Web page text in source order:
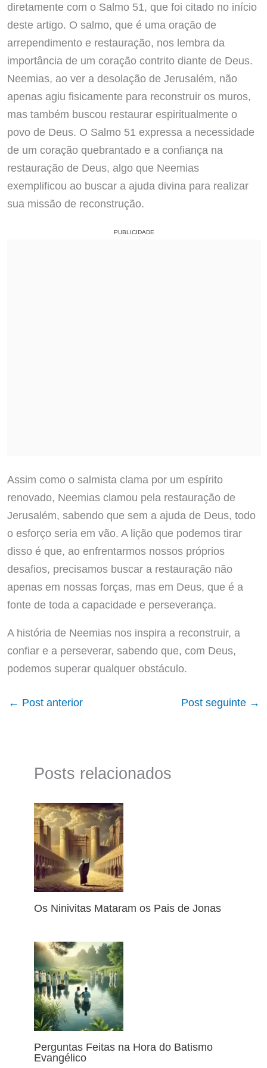
diretamente com o Salmo 51, que foi citado no início
deste artigo. O salmo, que é uma oração de
arrependimento e restauração, nos lembra da
importância de um coração contrito diante de Deus.
Neemias, ao ver a desolação de Jerusalém, não
apenas agiu fisicamente para reconstruir os muros,
mas também buscou restaurar espiritualmente o
povo de Deus. O Salmo 51 expressa a necessidade
de um coração quebrantado e a confiança na
restauração de Deus, algo que Neemias
exemplificou ao buscar a ajuda divina para realizar
sua missão de reconstrução.
PUBLICIDADE
Assim como o salmista clama por um espírito
renovado, Neemias clamou pela restauração de
Jerusalém, sabendo que sem a ajuda de Deus, todo
o esforço seria em vão. A lição que podemos tirar
disso é que, ao enfrentarmos nossos próprios
desafios, precisamos buscar a restauração não
apenas em nossas forças, mas em Deus, que é a
fonte de toda a capacidade e perseverança.
A história de Neemias nos inspira a reconstruir, a
confiar e a perseverar, sabendo que, com Deus,
podemos superar qualquer obstáculo.
← Post anterior Post seguinte →
Posts relacionados
Os Ninivitas Mataram os Pais de Jonas
Perguntas Feitas na Hora do Batismo
Evangélico